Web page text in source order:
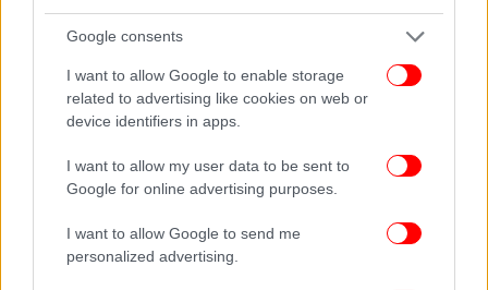
Google consents
I want to allow Google to enable storage
related to advertising like cookies on web or
device identifiers in apps.
I want to allow my user data to be sent to
Google for online advertising purposes.
I want to allow Google to send me
personalized advertising.
Καιρός: Λίγες νεφώσεις παροδικά αυξημένες με
τοπικές βροχές και σποραδικές καταιγίδες κυρίως
στην Θεσσαλία, την κεντρική Στερεά και την
Ανατολική Πελοπόννησο, όπου ταφαινόμενα
απόγευμα.
Άνεμοι: Από βόρειες διευθύνσεις 3 με 4 πρόσκαιρα
στα ανατολικά έως 5 μποφόρ.
Θερμοκρασία: Από 18 έως 34 βαθμούς Κελσίου.